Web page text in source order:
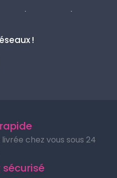
!
chez vous sous 24